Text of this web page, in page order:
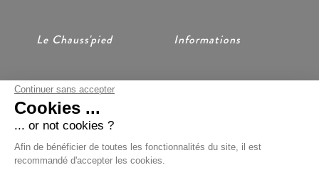
Le Chauss'pied
Nos Magasins
Notre Histoire
Nous Contacter
Informations
Continuer sans accepter
Cookies ...
... or not cookies ?
Afin de bénéficier de toutes les fonctionnalités du site, il est
recommandé d'accepter les cookies.